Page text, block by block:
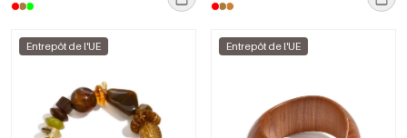
Entrepôt de l'UE Entrepôt de l'UE